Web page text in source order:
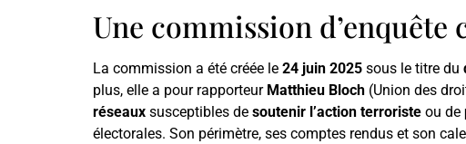
Une commission
La commission a été créée le 24 juin 2025 sous le titre du
plus, elle a pour rapporteur Matthieu Bloch (Union des
réseaux susceptibles de soutenir l’action terroriste ou de
électorales. Son périmètre, ses comptes rendus et son